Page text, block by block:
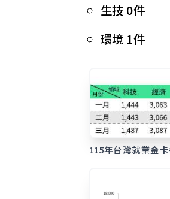
生技 0件
環境 1件
115年台灣就業金卡